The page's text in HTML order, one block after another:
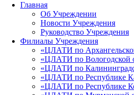
Главная
Об Учреждении
Новости Учреждения
Руководство Учреждения
Филиалы Учреждения
«ЦЛАТИ по
«ЦЛАТИ по Вологодской
«ЦЛАТИ по
«ЦЛАТИ по Республике
«ЦЛАТИ по Республике